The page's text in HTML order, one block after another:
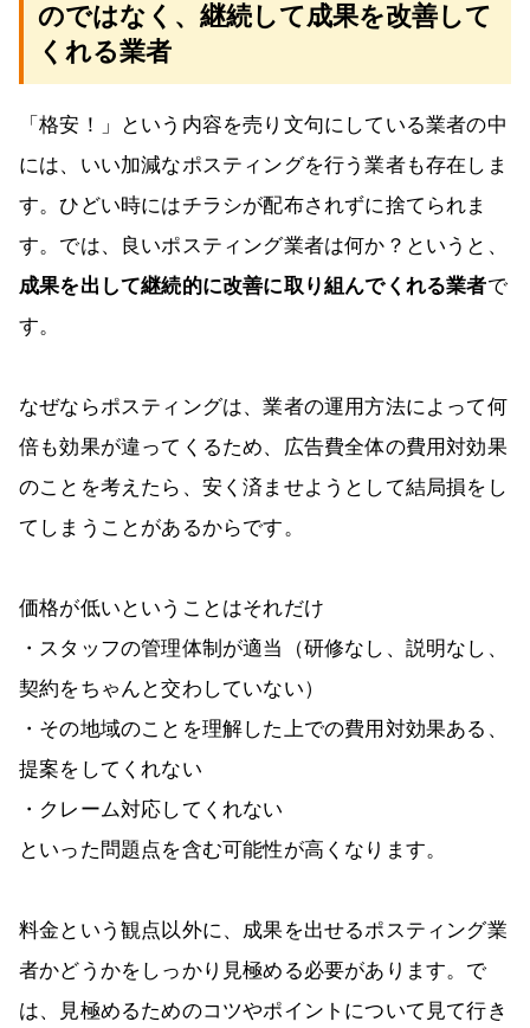
のではなく、継続して成果を改善して
くれる業者
「格安！」という内容を売り文句にしている業者の中
には、いい加減なポスティングを行う業者も存在しま
す。ひどい時にはチラシが配布されずに捨てられま
す。では、良いポスティング業者は何か？というと、
成果を出して継続的に改善に取り組んでくれる業者で
す。
なぜならポスティングは、業者の運用方法によって何
倍も効果が違ってくるため、広告費全体の費用対効果
のことを考えたら、安く済ませようとして結局損をし
てしまうことがあるからです。
価格が低いということはそれだけ
・スタッフの管理体制が適当（研修なし、説明なし、
契約をちゃんと交わしていない）
・その地域のことを理解した上での費用対効果ある、
提案をしてくれない
・クレーム対応してくれない
といった問題点を含む可能性が高くなります。
料金という観点以外に、成果を出せるポスティング業
者かどうかをしっかり見極める必要があります。で
は、見極めるためのコツやポイントについて見て行き